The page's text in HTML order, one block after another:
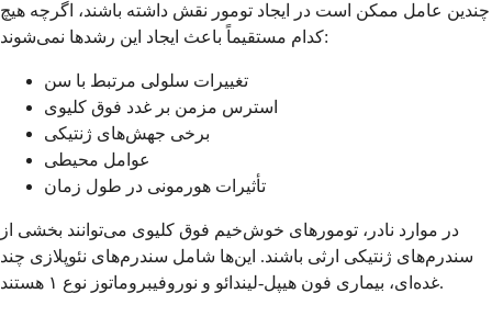
چندین عامل ممکن است در ایجاد تومور نقش داشته باشند، اگرچه هیچ
کدام مستقیماً باعث ایجاد این رشدها نمی‌شوند:
تغییرات سلولی مرتبط با سن
استرس مزمن بر غدد فوق کلیوی
برخی جهش‌های ژنتیکی
عوامل محیطی
تأثیرات هورمونی در طول زمان
در موارد نادر، تومورهای خوش‌خیم فوق کلیوی می‌توانند بخشی از
سندرم‌های ژنتیکی ارثی باشند. این‌ها شامل سندرم‌های نئوپلازی چند
غده‌ای، بیماری فون هیپل-لیندائو و نوروفیبروماتوز نوع ۱ هستند.